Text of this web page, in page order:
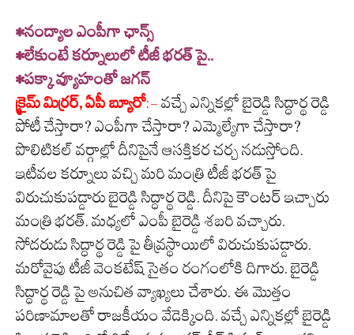
•నంద్యాల ఎంపీగా ఛాన్స్
•లేకుంటే కర్నూలులో టీజీ భరత్ పై..
•పక్కా వ్యూహంతో జగన్
క్రైమ్ మిర్రర్, ఏపీ బ్యూరో:- వచ్చే ఎన్నికల్లో బైరెడ్డి సిద్ధార్థ రెడ్డి
పోటీ చేస్తారా? ఎంపీగా చేస్తారా? ఎమ్మెల్యేగా చేస్తారా?
పొలిటికల్ వర్గాల్లో దీనిపైనే ఆసక్తికర చర్చ నడుస్తోంది.
ఇటీవల కర్నూలు వచ్చి మరి మంత్రి టీజీ భరత్ పై
విరుచుకుపడ్డారు బైరెడ్డి సిద్ధార్థ రెడ్డి. దీనిపై కౌంటర్ ఇచ్చారు
మంత్రి భరత్. మధ్యలో ఎంపీ బైరెడ్డి శబరి వచ్చారు.
సోదరుడు సిద్ధార్థ రెడ్డి పై తీవ్రస్థాయిలో విరుచుకుపడ్డారు.
మరోవైపు టీజీ వెంకటేష్ సైతం రంగంలోకి దిగారు. బైరెడ్డి
సిద్ధార్థ రెడ్డి పై అనుచిత వ్యాఖ్యలు చేశారు. ఈ మొత్తం
పరిణామాలతో రాజకీయం వేడెక్కింది. వచ్చే ఎన్నికల్లో బైరెడ్డి